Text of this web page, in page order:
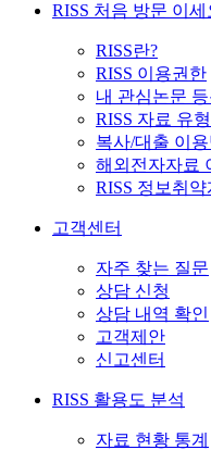
RISS 처음 방문 이세
RISS란?
RISS 이용권한
내 관심논문
RISS 자료 유
복사/대출 이
해외전자자료
RISS 정보취
고객센터
자주 찾는 질문
상담 신청
상담 내역 확인
고객제안
신고센터
RISS 활용도 분석
자료 현황 통계